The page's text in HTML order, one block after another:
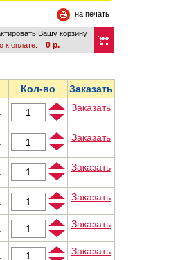
на печать
Вашу корзину
к оплате:
0 р.
Кол-во
Заказать
Заказать
Заказать
Заказать
Заказать
Заказать
Заказать